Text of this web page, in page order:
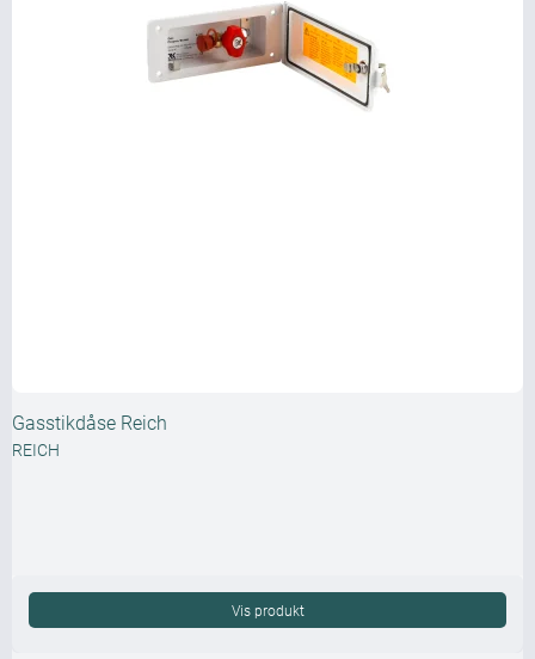
Gasstikdåse Reich
REICH
Vis produkt